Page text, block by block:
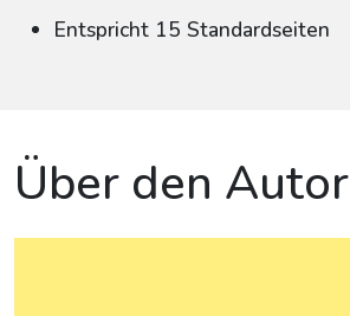
Entspricht 15 Standardseiten
Über den Autor